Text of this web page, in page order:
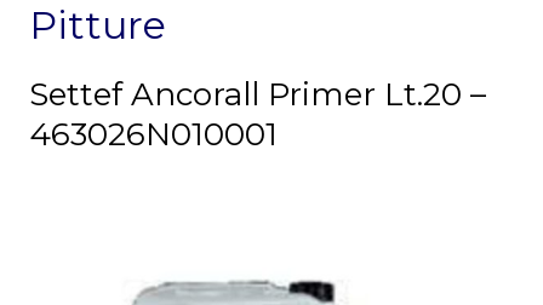
Pitture
Settef Ancorall Primer Lt.20 –
463026N010001